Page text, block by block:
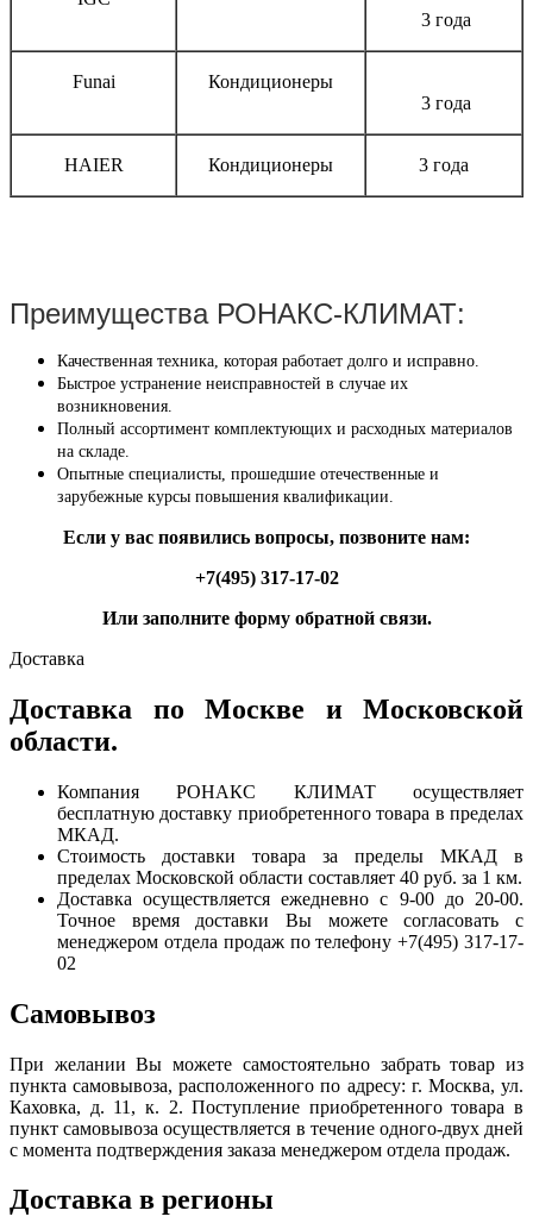
3 года
Funai
Кондиционеры
3 года
HAIER Кондиционеры 3 года
Преимущества РОНАКС-КЛИМАТ:
Качественная техника, которая работает долго и исправно.
Быстрое устранение неисправностей в случае их
возникновения.
Полный ассортимент комплектующих и расходных материалов
на складе.
Опытные специалисты, прошедшие отечественные и
зарубежные курсы повышения квалификации.
Если у вас появились вопросы, позвоните нам:
+7(495) 317-17-02
Или заполните форму обратной связи.
Доставка
Доставка по Москве и Московской
области.
Компания РОНАКС КЛИМАТ осуществляет
бесплатную доставку приобретенного товара в пределах
МКАД.
Стоимость доставки товара за пределы МКАД в
пределах Московской области составляет 40 руб. за 1 км.
Доставка осуществляется ежедневно с 9-00 до 20-00.
Точное время доставки Вы можете согласовать с
менеджером отдела продаж по телефону +7(495) 317-17-
02
Самовывоз
При желании Вы можете самостоятельно забрать товар из
пункта самовывоза, расположенного по адресу: г. Москва, ул.
Каховка, д. 11, к. 2. Поступление приобретенного товара в
пункт самовывоза осуществляется в течение одного-двух дней
с момента подтверждения заказа менеджером отдела продаж.
Доставка в регионы